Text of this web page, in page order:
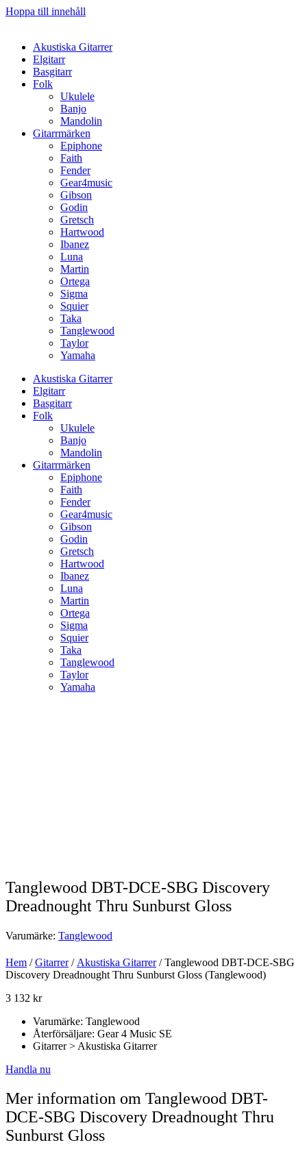
Hoppa till innehåll
Akustiska Gitarrer
Elgitarr
Basgitarr
Folk
Ukulele
Banjo
Mandolin
Gitarrmärken
Epiphone
Faith
Fender
Gear4music
Gibson
Godin
Gretsch
Hartwood
Ibanez
Luna
Martin
Ortega
Sigma
Squier
Taka
Tanglewood
Taylor
Yamaha
Akustiska Gitarrer
Elgitarr
Basgitarr
Folk
Ukulele
Banjo
Mandolin
Gitarrmärken
Epiphone
Faith
Fender
Gear4music
Gibson
Godin
Gretsch
Hartwood
Ibanez
Luna
Martin
Ortega
Sigma
Squier
Taka
Tanglewood
Taylor
Yamaha
Tanglewood DBT-DCE-SBG Discovery
Dreadnought Thru Sunburst Gloss
Varumärke: Tanglewood
Hem /Gitarrer/Akustiska Gitarrer/ Tanglewood DBT-DCE-SBG
Discovery Dreadnought Thru Sunburst Gloss (Tanglewood)
3 132 kr
Varumärke: Tanglewood
Återförsäljare: Gear 4 Music SE
Gitarrer > Akustiska Gitarrer
Handla nu
Mer information om Tanglewood DBT-
DCE-SBG Discovery Dreadnought Thru
Sunburst Gloss